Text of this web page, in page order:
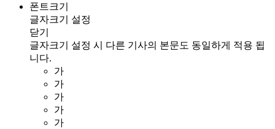
폰트크기
글자크기 설정
닫기
글자크기 설정 시 다른 기사의 본문도 동일하게 적용 됩
니다.
가
가
가
가
가